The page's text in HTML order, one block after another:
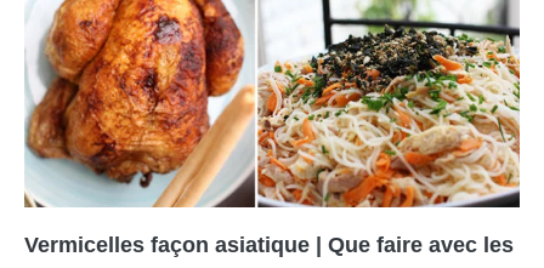
Vermicelles façon asiatique | Que faire avec les